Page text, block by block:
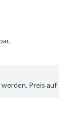
Preis auf